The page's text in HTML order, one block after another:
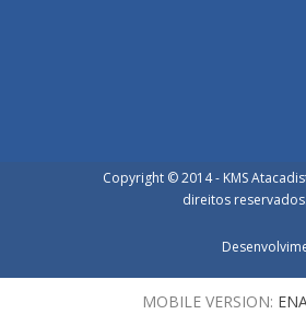
Copyright © 2014 - KMS
direitos reservados.
MOBILE VERSION: